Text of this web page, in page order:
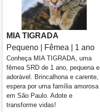
MIA TIGRADA
Pequeno | Fêmea | 1 ano
Conheça MIA TIGRADA, uma
fêmea SRD de 1 ano, pequena e
adorável. Brincalhona e carente,
espera por uma família amorosa
em São Paulo. Adote e
transforme vidas!